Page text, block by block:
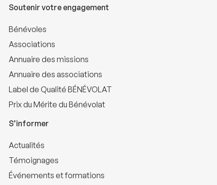
Soutenir votre engagement
Bénévoles
Associations
Annuaire des missions
Annuaire des associations
Label de Qualité BÉNÉVOLAT
Prix du Mérite du Bénévolat
S’informer
Actualités
Témoignages
Événements et formations